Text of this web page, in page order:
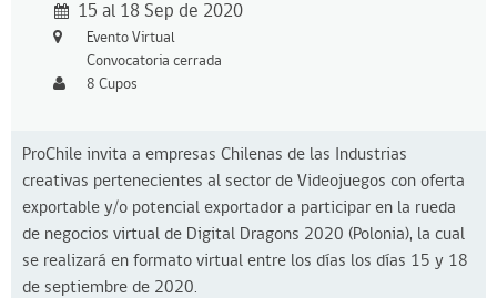
15 al 18 Sep de 2020
Evento Virtual
Convocatoria cerrada
8 Cupos
ProChile invita a empresas Chilenas de las Industrias
creativas pertenecientes al sector de Videojuegos con oferta
exportable y/o potencial exportador a participar en la rueda
de negocios virtual de Digital Dragons 2020 (Polonia), la cual
se realizará en formato virtual entre los días los días 15 y 18
de septiembre de 2020.